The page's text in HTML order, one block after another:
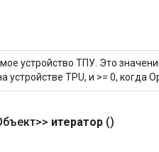
устройство ТПУ. Это
устройстве TPU, и >= 0, когда
итератор ()